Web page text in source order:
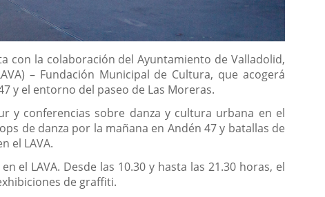
con la colaboración del Ayuntamiento de Valladolid,
– Fundación Municipal de Cultura, que acogerá
y el entorno del paseo de Las Moreras.
y conferencias sobre danza y cultura urbana en el
de danza por la mañana en Andén 47 y batallas de
el LAVA.
el LAVA. Desde las 10.30 y hasta las 21.30 horas, el
de graffiti.